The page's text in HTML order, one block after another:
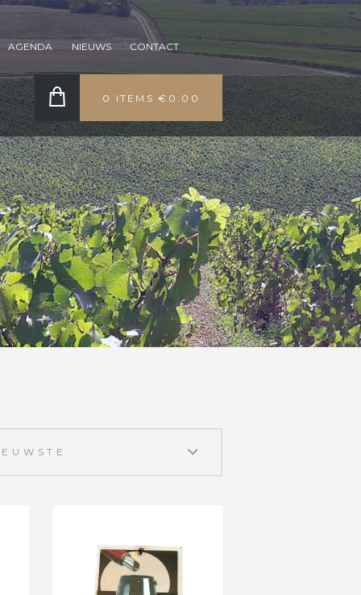
AGENDA NIEUWS CONTACT
0 ITEMS €0.00